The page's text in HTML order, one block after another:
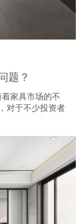
题？
家具市场的不
对于不少投资者
年全屋定制加